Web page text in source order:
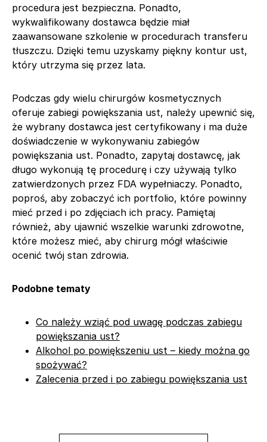
procedura jest bezpieczna. Ponadto,
wykwalifikowany dostawca będzie miał
zaawansowane szkolenie w procedurach transferu
tłuszczu. Dzięki temu uzyskamy piękny kontur ust,
który utrzyma się przez lata.
Podczas gdy wielu chirurgów kosmetycznych
oferuje zabiegi powiększania ust, należy upewnić się,
że wybrany dostawca jest certyfikowany i ma duże
doświadczenie w wykonywaniu zabiegów
powiększania ust. Ponadto, zapytaj dostawcę, jak
długo wykonują tę procedurę i czy używają tylko
zatwierdzonych przez FDA wypełniaczy. Ponadto,
poproś, aby zobaczyć ich portfolio, które powinny
mieć przed i po zdjęciach ich pracy. Pamiętaj
również, aby ujawnić wszelkie warunki zdrowotne,
które możesz mieć, aby chirurg mógł właściwie
ocenić twój stan zdrowia.
Podobne tematy
Co należy wziąć pod uwagę podczas zabiegu
powiększania ust?
Alkohol po powiększeniu ust – kiedy można go
spożywać?
Zalecenia przed i po zabiegu powiększania ust